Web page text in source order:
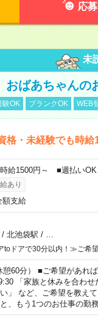
応
未
おばあちゃん
験OK ブランクOK WEB
・未経験でも時給
時給1500円～ ■週払い
あり
額支給
/ 北池袋駅 /
ドアで30分以内！≫ご希望
憩60分） ■ご希望があれ
「家族と休みを合わ
」 など、ご希望を教え
、もう1つのお仕事の勤